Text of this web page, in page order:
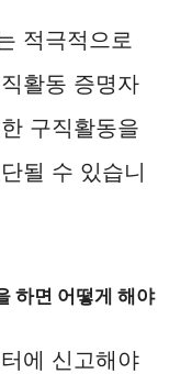
적극적으로
활동 증명자
구직활동을
될 수 있습니
하면 어떻게 해야
에 신고해야